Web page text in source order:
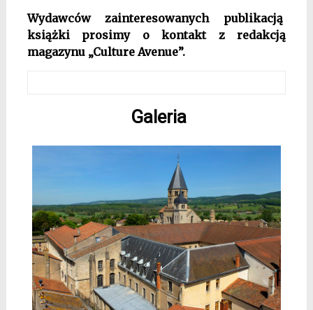
Wydawców zainteresowanych publikacją
książki prosimy o kontakt z redakcją
magazynu „Culture Avenue”.
Galeria